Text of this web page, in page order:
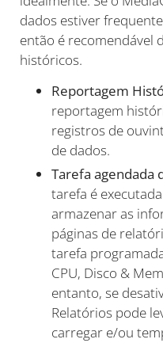
dados estiver
então é recomendável
históricos.
Reportagem
reportagem
registros de
de dados.
Tarefa agendada
tarefa é
armazenar as
páginas de
tarefa
CPU, Disco &
entanto, se
Relatórios pode
carregar e/ou